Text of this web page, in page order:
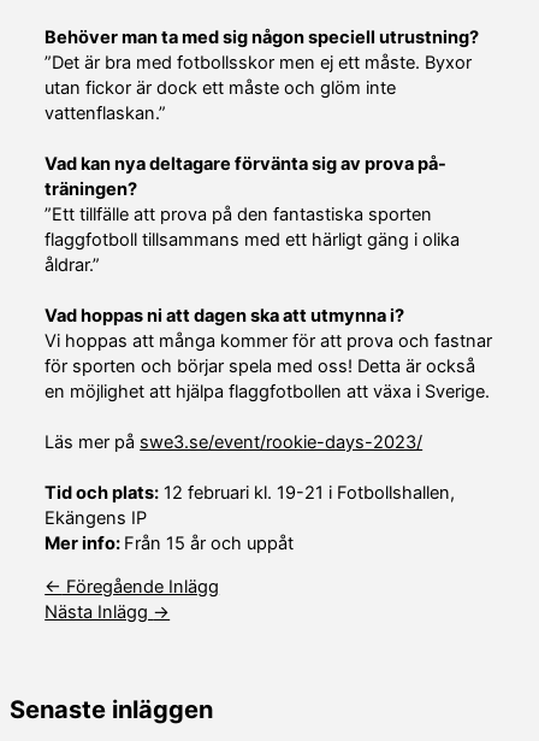
Behöver man ta med sig någon speciell utrustning?
”Det är bra med fotbollsskor men ej ett måste. Byxor
utan fickor är dock ett måste och glöm inte
vattenflaskan.”
Vad kan nya deltagare förvänta sig av prova på-
träningen?
”Ett tillfälle att prova på den fantastiska sporten
flaggfotboll tillsammans med ett härligt gäng i olika
åldrar.”
Vad hoppas ni att dagen ska att utmynna i?
Vi hoppas att många kommer för att prova och fastnar
för sporten och börjar spela med oss! Detta är också
en möjlighet att hjälpa flaggfotbollen att växa i Sverige.
Läs mer på swe3.se/event/rookie-days-2023/
Tid och plats: 12 februari kl. 19-21 i Fotbollshallen,
Ekängens IP
Mer info: Från 15 år och uppåt
← Föregående Inlägg
Nästa Inlägg →
Senaste inläggen